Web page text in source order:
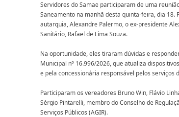
Servidores do Samae participaram de uma
Saneamento na manhã desta quinta-feira, dia
autarquia, Alexandre Palermo, o ex-presidente
Sanitário, Rafael de Lima Souza.
Na oportunidade, eles tiraram dúvidas e
Municipal nº 16.996/2026, que atualiza
e pela concessionária responsável pelos serviços
Participaram os vereadores Bruno Win, Flávio
Sérgio Pintarelli, membro do Conselho de
Serviços Públicos (AGIR).